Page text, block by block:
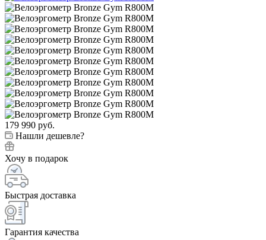
179 990 руб.
Нашли дешевле?
Хочу в подарок
Быстрая доставка
Гарантия качества